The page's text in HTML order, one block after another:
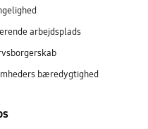
arbejdsplads
bæredygtighed